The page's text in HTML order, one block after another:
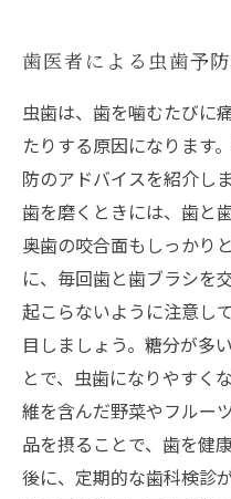
歯医者による虫歯予
虫歯は、歯を噛むたびに
たりする原因になります
防のアドバイスを紹介し
歯を磨くときには、歯と
奥歯の咬合面もしっかり
に、毎回歯と歯ブラシを
起こらないように注意し
目しましょう。糖分が多
とで、虫歯になりやすく
維を含んだ野菜やフルー
品を摂ることで、歯を健
後に、定期的な歯科検診